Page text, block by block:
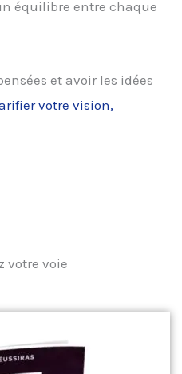
équilibre entre chaque
et avoir les idées
votre vision,
votre voie